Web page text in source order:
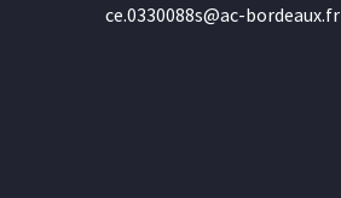
ce.0330088s@ac-bordeaux.fr